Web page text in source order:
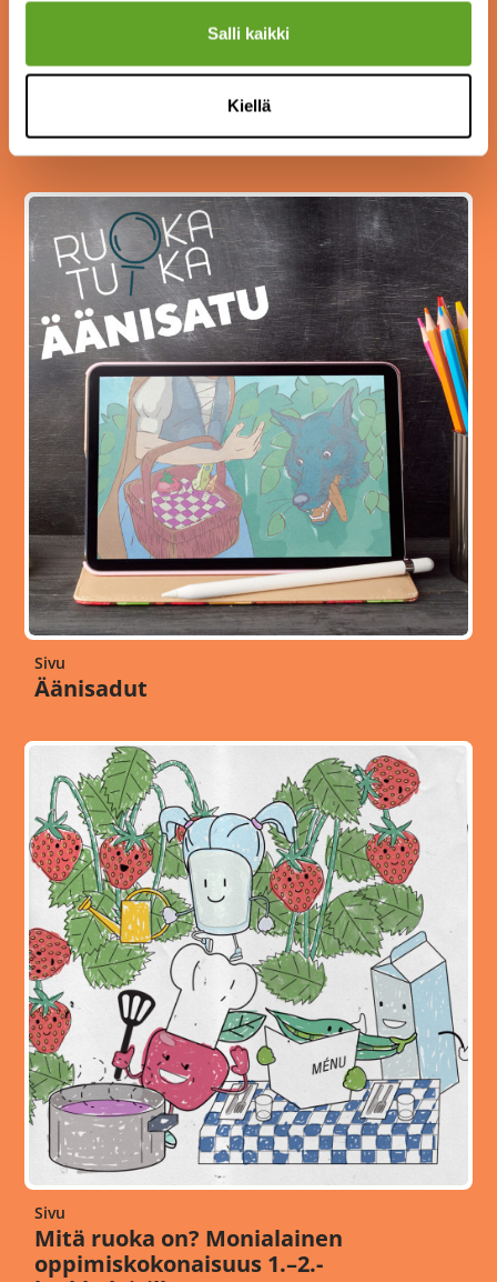
Salli kaikki
Kiellä
Oppimisympäristöt
Sivu
Äänisadut
Sivu
Mitä ruoka on? Monialainen
oppimiskokonaisuus 1.–2.-